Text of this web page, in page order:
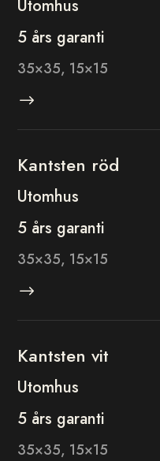
Utomhus
5 års garanti
35×35, 15×15
$
Kantsten röd
Utomhus
5 års garanti
35×35, 15×15
$
Kantsten vit
Utomhus
5 års garanti
35×35, 15×15